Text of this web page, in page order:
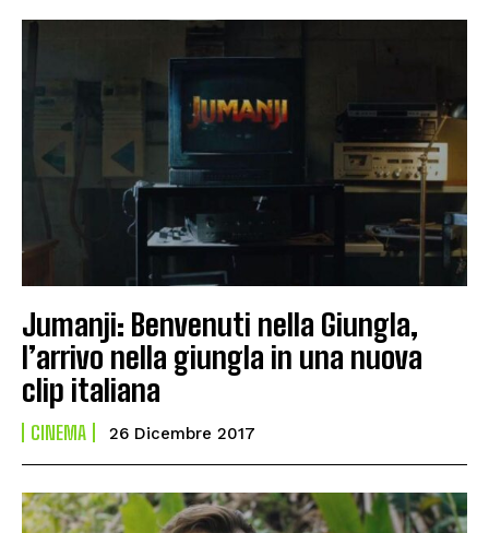
Jumanji: Benvenuti nella Giungla,
l’arrivo nella giungla in una nuova
clip italiana
CINEMA 26 Dicembre 2017